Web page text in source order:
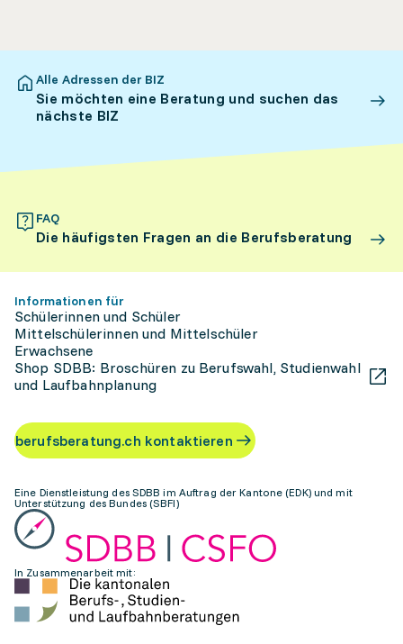
Alle Adressen der BIZ
Sie möchten eine Beratung und suchen das
nächste BIZ
FAQ
Die häufigsten Fragen an die Berufsberatung
Informationen für
Schülerinnen und Schüler
Mittelschülerinnen und Mittelschüler
Erwachsene
Shop SDBB: Broschüren zu Berufswahl, Studienwahl
und Laufbahnplanung
berufsberatung.ch kontaktieren
Eine Dienstleistung des SDBB im Auftrag der Kantone (EDK) und mit
Unterstützung des Bundes (SBFI)
In Zusammenarbeit mit: